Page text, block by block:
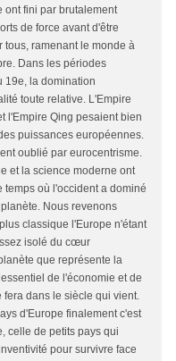
ont fini par brutalement
de force avant d'être
tous, ramenant le monde à
Dans les périodes
19e, la domination
toute relative. L'Empire
l'Empire Qing pesaient bien
puissances européennes.
oublié par eurocentrisme.
et la science moderne ont
temps où l'occident a dominé
Nous revenons
classique l'Europe n'étant
isolé du cœur
que représente la
de l'économie et de
fera dans le siècle qui vient.
d'Europe finalement c'est
celle de petits pays qui
pour survivre face